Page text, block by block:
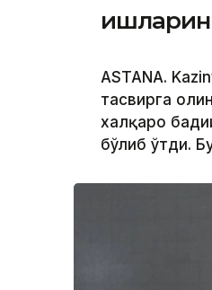
ASTANA.
тасвирга
халқаро
бўлиб ўтди.